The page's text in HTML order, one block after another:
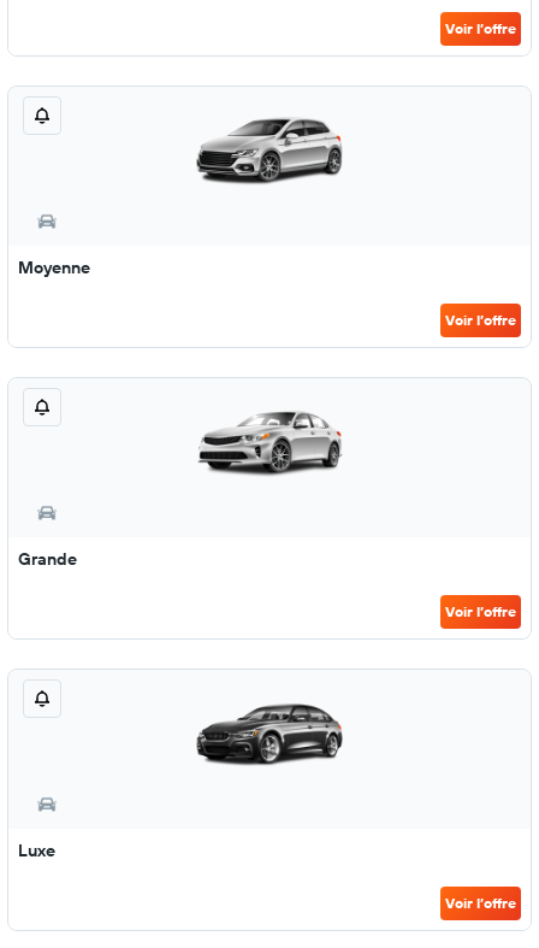
Voir l’offre
Moyenne
Voir l’offre
Grande
Voir l’offre
Luxe
Voir l’offre